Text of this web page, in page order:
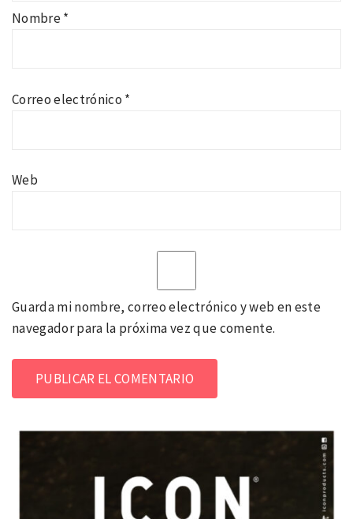
Nombre*
Correo electrónico *
Web
Guarda mi nombre, correo electrónico y web en este
navegador para la próxima vez que comente.